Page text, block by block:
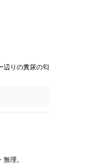
辺りの糞尿の匂
理。